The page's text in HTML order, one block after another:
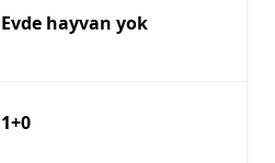
Evde hayvan yok
1+0